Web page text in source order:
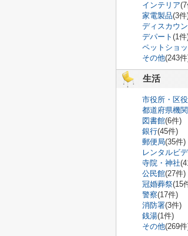
インテリア
家電製品(3件
ディスカウ
デパート (1件
ペットショ
その他(243
生活
市役所・区
都道府県機関
図書館(6件)
銀行(45件)
郵便局(35件)
レンタルビ
寺院・神社
公民館(27件)
冠婚葬祭(15
警察(17件)
消防署(3件)
銭湯(1件)
その他(269